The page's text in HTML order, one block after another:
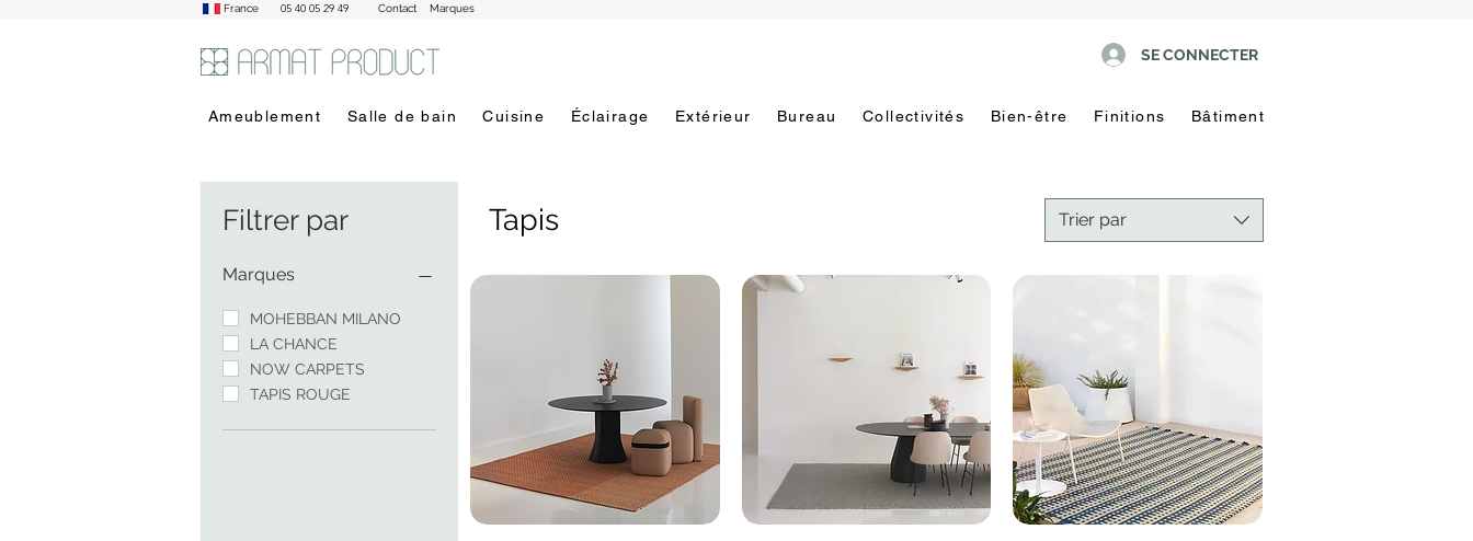
France 05 40 05 29 49 Contact Marques
SE CONNECTER
Ameublement Salle de bain Cuisine Éclairage Extérieur Bureau Collectivités Bien-être Finitions Bâtiment
Filtrer par
Marques
MOHEBBAN MILANO
LA CHANCE
NOW CARPETS
TAPIS ROUGE
Trier par
Tapis